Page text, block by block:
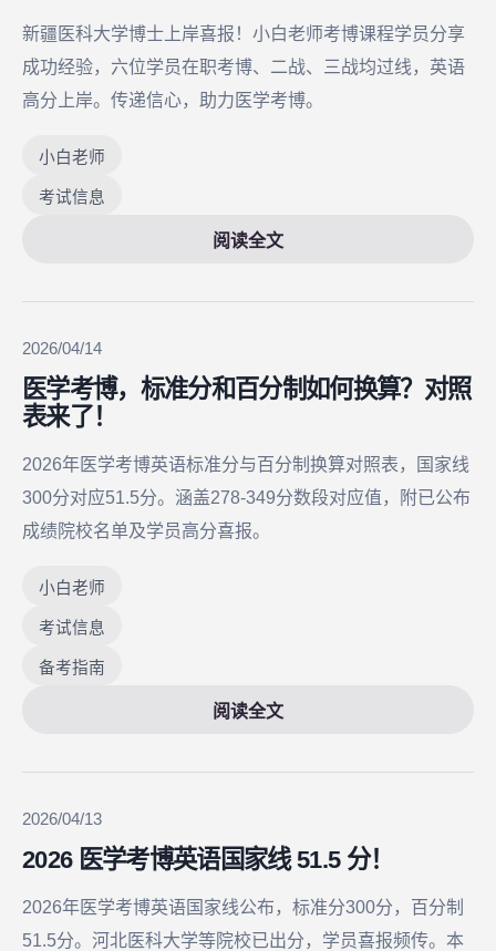
新疆医科大学博士上岸喜报！小白老师考博课程学员分享
成功经验，六位学员在职考博、二战、三战均过线，英语
高分上岸。传递信心，助力医学考博。
小白老师
考试信息
阅读全文
2026/04/14
医学考博，标准分和百分制如何换算？对照
表来了！
2026年医学考博英语标准分与百分制换算对照表，国家线
300分对应51.5分。涵盖278-349分数段对应值，附已公布
成绩院校名单及学员高分喜报。
小白老师
考试信息
备考指南
阅读全文
2026/04/13
2026 医学考博英语国家线 51.5 分！
2026年医学考博英语国家线公布，标准分300分，百分制
51.5分。河北医科大学等院校已出分，学员喜报频传。本